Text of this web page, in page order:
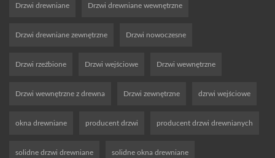
Drzwi drewniane Drzwi drewniane wewnętrzne
Drzwi drewniane zewnętrzne Drzwi nowoczesne
Drzwi rzeźbione Drzwi wejściowe Drzwi wewnętrzne
Drzwi wewnętrzne z drewna Drzwi zewnętrzne dzrwi wejściowe
okna drewniane producent drzwi producent drzwi drewnianych
solidne drzwi drewniane solidne okna drewniane